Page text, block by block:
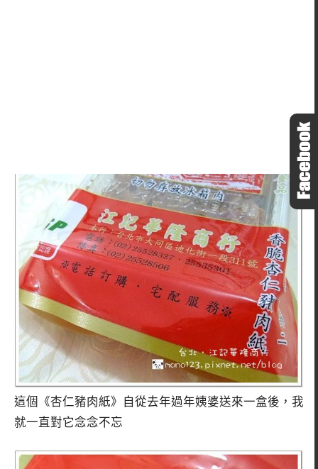
這個《杏仁豬肉紙》自從去年過年姨婆送來一盒後，我
就一直對它念念不忘